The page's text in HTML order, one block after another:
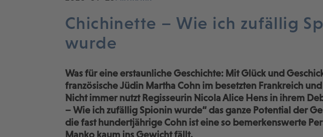
Chichinette – Wie ich zufällig
wurde
Was für eine erstaunliche Geschichte: Mit Glück und
französische Jüdin Martha Cohn im besetzten Frankreich
Nicht immer nutzt Regisseurin Nicola Alice Hens in ihrem
– Wie ich zufällig Spionin wurde“ das ganze Potential der
die fast hundertjährige Cohn ist eine so bemerkenswerte
Manko kaum ins Gewicht fällt.